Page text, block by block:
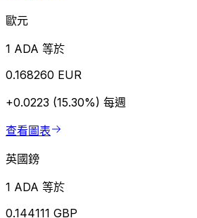
歐元
1 ADA 等於
0.168260 EUR
+0.0223 (15.30%) 每週
查看圖表
英國鎊
1 ADA 等於
0.144111 GBP